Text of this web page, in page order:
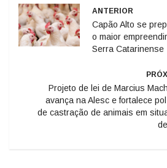
ANTERIOR
Capão Alto se
o maior
Serra Catarinense
Projeto de lei de Marcius
avança na Alesc e fortalece
de castração de animais em